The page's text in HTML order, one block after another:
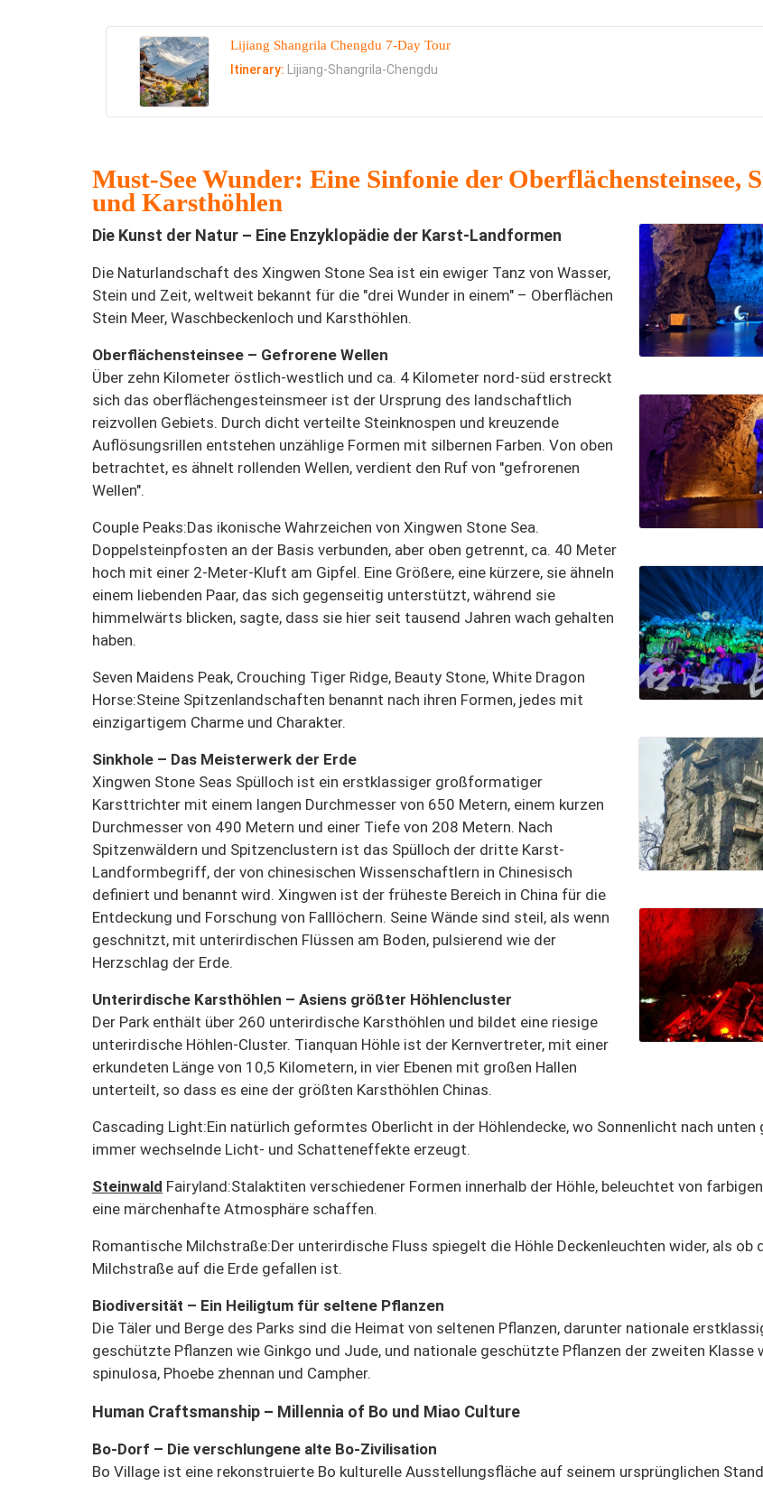
Lijiang Shangrila Chengdu 7-Day Tour
Itinerary:
Lijiang-Shangrila-Chengdu
Must-See Wunder: Eine Sinfonie der Oberflächensteinsee,
und Karsthöhlen
Die Kunst der Natur – Eine Enzyklopädie der Karst-Landformen
Die Naturlandschaft des Xingwen Stone Sea ist ein ewiger Tanz von Wasser,
Stein und Zeit, weltweit bekannt für die "drei Wunder in einem" – Oberflächen
Stein Meer, Waschbeckenloch und Karsthöhlen.
Oberflächensteinsee – Gefrorene Wellen
Über zehn Kilometer östlich-westlich und ca. 4 Kilometer nord-süd erstreckt
sich das oberflächengesteinsmeer ist der Ursprung des landschaftlich
reizvollen Gebiets. Durch dicht verteilte Steinknospen und kreuzende
Auflösungsrillen entstehen unzählige Formen mit silbernen Farben. Von oben
betrachtet, es ähnelt rollenden Wellen, verdient den Ruf von "gefrorenen
Wellen".
Couple Peaks:Das ikonische Wahrzeichen von Xingwen Stone Sea.
Doppelsteinpfosten an der Basis verbunden, aber oben getrennt, ca. 40 Meter
hoch mit einer 2-Meter-Kluft am Gipfel. Eine Größere, eine kürzere, sie ähneln
einem liebenden Paar, das sich gegenseitig unterstützt, während sie
himmelwärts blicken, sagte, dass sie hier seit tausend Jahren wach gehalten
haben.
Seven Maidens Peak, Crouching Tiger Ridge, Beauty Stone, White Dragon
Horse:Steine Spitzenlandschaften benannt nach ihren Formen, jedes mit
einzigartigem Charme und Charakter.
Sinkhole – Das Meisterwerk der Erde
Xingwen Stone Seas Spülloch ist ein erstklassiger großformatiger
Karsttrichter mit einem langen Durchmesser von 650 Metern, einem kurzen
Durchmesser von 490 Metern und einer Tiefe von 208 Metern. Nach
Spitzenwäldern und Spitzenclustern ist das Spülloch der dritte Karst-
Landformbegriff, der von chinesischen Wissenschaftlern in Chinesisch
definiert und benannt wird. Xingwen ist der früheste Bereich in China für die
Entdeckung und Forschung von Falllöchern. Seine Wände sind steil, als wenn
geschnitzt, mit unterirdischen Flüssen am Boden, pulsierend wie der
Herzschlag der Erde.
Unterirdische Karsthöhlen – Asiens größter Höhlencluster
Der Park enthält über 260 unterirdische Karsthöhlen und bildet eine riesige
unterirdische Höhlen-Cluster. Tianquan Höhle ist der Kernvertreter, mit einer
erkundeten Länge von 10,5 Kilometern, in vier Ebenen mit großen Hallen
unterteilt, so dass es eine der größten Karsthöhlen Chinas.
Cascading Light:Ein natürlich geformtes Oberlicht in der Höhlendecke, wo Sonnenlicht nach unten
immer wechselnde Licht- und Schatteneffekte erzeugt.
Steinwald Fairyland:Stalaktiten verschiedener Formen innerhalb der Höhle, beleuchtet von
eine märchenhafte Atmosphäre schaffen.
Romantische Milchstraße:Der unterirdische Fluss spiegelt die Höhle Deckenleuchten wider, als ob
Milchstraße auf die Erde gefallen ist.
Biodiversität – Ein Heiligtum für seltene Pflanzen
Die Täler und Berge des Parks sind die Heimat von seltenen Pflanzen, darunter nationale
geschützte Pflanzen wie Ginkgo und Jude, und nationale geschützte Pflanzen der zweiten Klasse
spinulosa, Phoebe zhennan und Campher.
Human Craftsmanship – Millennia of Bo und Miao Culture
Bo-Dorf – Die verschlungene alte Bo-Zivilisation
Bo Village ist eine rekonstruierte Bo kulturelle Ausstellungsfläche auf seinem ursprünglichen